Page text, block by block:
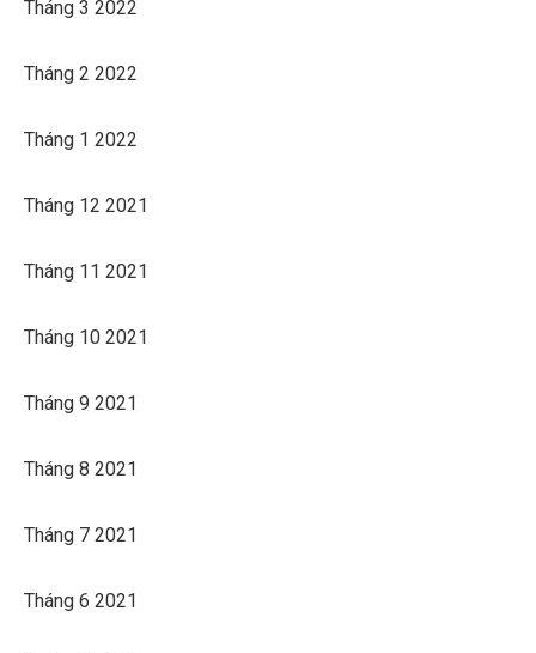
Tháng 3 2022
Tháng 2 2022
Tháng 1 2022
Tháng 12 2021
Tháng 11 2021
Tháng 10 2021
Tháng 9 2021
Tháng 8 2021
Tháng 7 2021
Tháng 6 2021